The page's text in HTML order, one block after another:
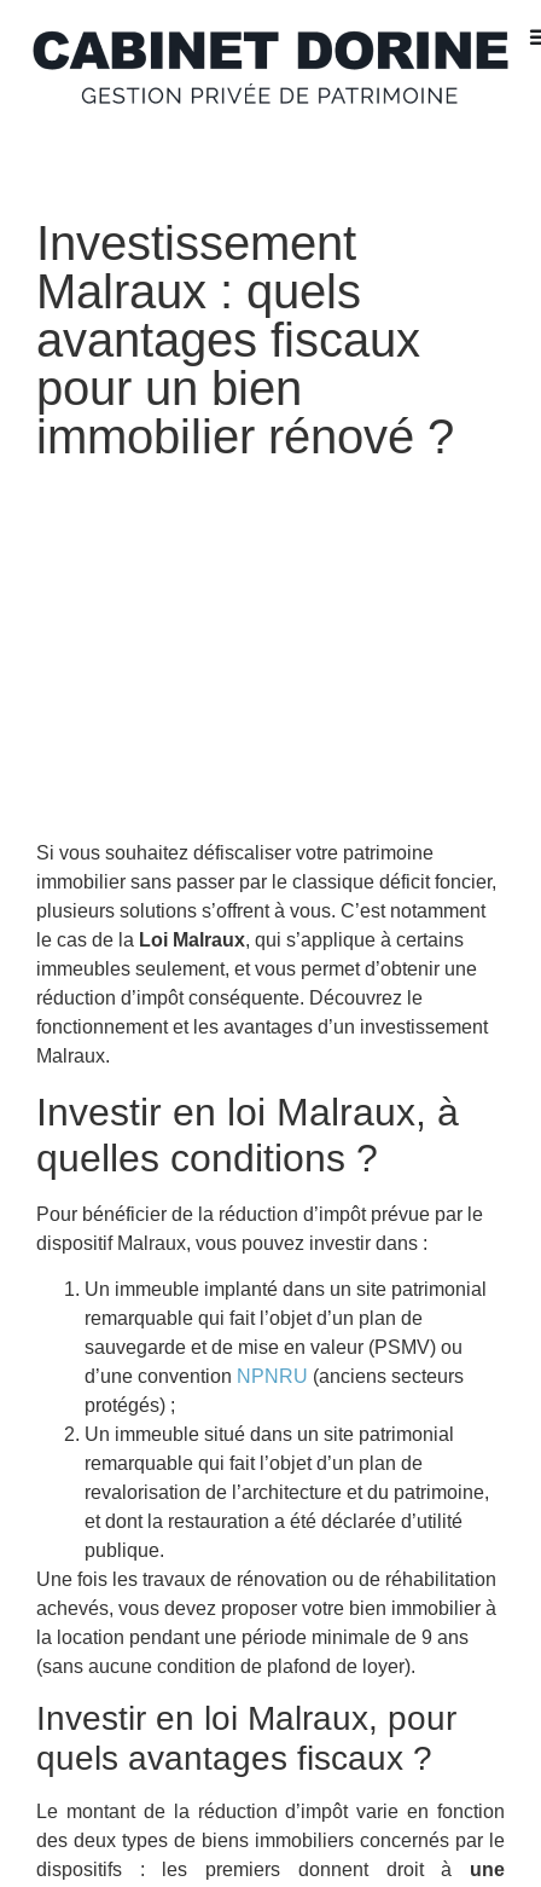
Investissement
Malraux : quels
avantages fiscaux
pour un bien
immobilier rénové ?
Si vous souhaitez défiscaliser votre patrimoine
immobilier sans passer par le classique déficit foncier,
plusieurs solutions s’offrent à vous. C’est notamment
le cas de la Loi Malraux, qui s’applique à certains
immeubles seulement, et vous permet d’obtenir une
réduction d’impôt conséquente. Découvrez le
fonctionnement et les avantages d’un investissement
Malraux.
Investir en loi Malraux, à
quelles conditions ?
Pour bénéficier de la réduction d’impôt prévue par le
dispositif Malraux, vous pouvez investir dans :
Un immeuble implanté dans un site patrimonial
remarquable qui fait l’objet d’un plan de
sauvegarde et de mise en valeur (PSMV) ou
d’une convention NPNRU (anciens secteurs
protégés) ;
Un immeuble situé dans un site patrimonial
remarquable qui fait l’objet d’un plan de
revalorisation de l’architecture et du patrimoine,
et dont la restauration a été déclarée d’utilité
publique.
Une fois les travaux de rénovation ou de réhabilitation
achevés, vous devez proposer votre bien immobilier à
la location pendant une période minimale de 9 ans
(sans aucune condition de plafond de loyer).
Investir en loi Malraux, pour
quels avantages fiscaux ?
Le montant de la réduction d’impôt varie en fonction
des deux types de biens immobiliers concernés par le
dispositifs : les premiers donnent droit à une